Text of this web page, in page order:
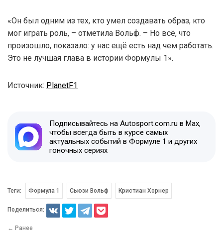
«Он был одним из тех, кто умел создавать образ, кто
мог играть роль, – отметила Вольф. – Но всё, что
произошло, показало: у нас ещё есть над чем работать.
Это не лучшая глава в истории Формулы 1».
Источник: PlanetF1
Подписывайтесь на Autosport.com.ru в Max,
чтобы всегда быть в курсе самых
актуальных событий в Формуле 1 и других
гоночных сериях
Теги: Формула 1 Сьюзи Вольф Кристиан Хорнер
Поделиться:
← Ранее